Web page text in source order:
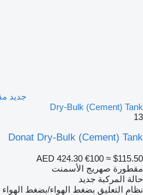
Dry-Bulk (Cement) Tank
13
Donat Dry-Bulk (Cement) Tank
AED 424.30 €100 ≈ $115.50
مقطورة صهريج الأسمنت
حالة المركبة جديد
نظام التعليق بضغط الهواء/بضغط الهواء